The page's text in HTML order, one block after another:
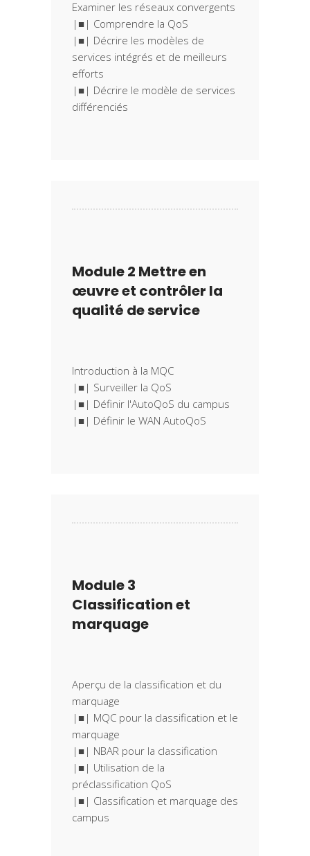
Examiner les réseaux convergents
|■| Comprendre la QoS
|■| Décrire les modèles de
services intégrés et de meilleurs
efforts
|■| Décrire le modèle de services
Module 2 Mettre en
œuvre et contrôler la
qualité de service
Introduction à la MQC
|■| Surveiller la QoS
|■| Définir l'AutoQoS du campus
Module 3
Classification et
marquage
Aperçu de la classification et du
marquage
|■| MQC pour la classification et le
marquage
|■| NBAR pour la classification
|■| Utilisation de la
préclassification QoS
|■| Classification et marquage des